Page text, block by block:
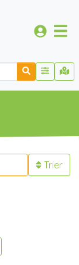
Trier